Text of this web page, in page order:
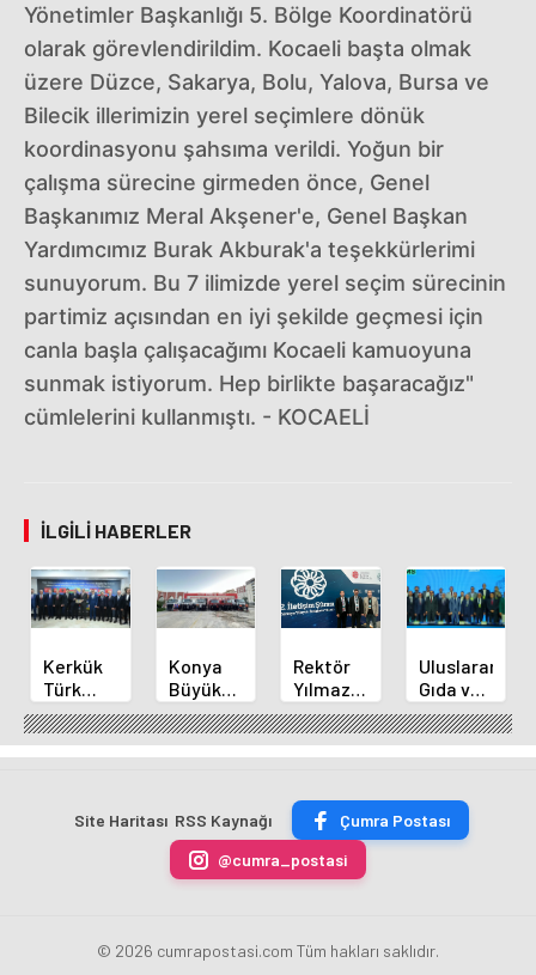
Yönetimler Başkanlığı 5. Bölge Koordinatörü
olarak görevlendirildim. Kocaeli başta olmak
üzere Düzce, Sakarya, Bolu, Yalova, Bursa ve
Bilecik illerimizin yerel seçimlere dönük
koordinasyonu şahsıma verildi. Yoğun bir
çalışma sürecine girmeden önce, Genel
Başkanımız Meral Akşener'e, Genel Başkan
Yardımcımız Burak Akburak'a teşekkürlerimi
sunuyorum. Bu 7 ilimizde yerel seçim sürecinin
partimiz açısından en iyi şekilde geçmesi için
canla başla çalışacağımı Kocaeli kamuoyuna
sunmak istiyorum. Hep birlikte başaracağız"
cümlelerini kullanmıştı. - KOCAELİ
İLGILI HABERLER
Kerkük
Türk
Dünyası
Belediyeler
Birliği
Konya
Büyükşehir'den
Alanya
Yangınına
Destek
Rektör
Yılmaz
ve
Akademisyenler
2.
Şurasında
Uluslararası
Gıda ve
İnovasyon
Forumu
Selçuklu'da
Site Haritası RSS Kaynağı
Çumra Postası
@cumra_postasi
© 2026 cumrapostasi.com Tüm hakları saklıdır.